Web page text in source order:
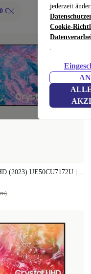
jederzeit
Cookie-
.
€
(2023) UE50CU7172U |